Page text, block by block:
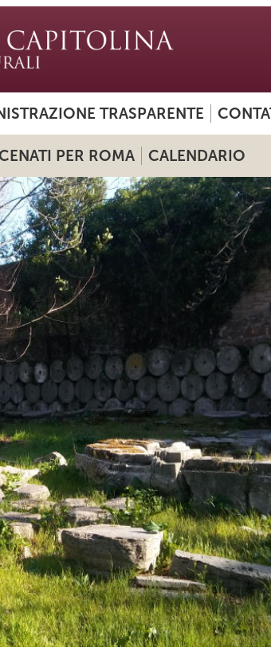
TRASPARENTE
PER ROMA CALENDARIO